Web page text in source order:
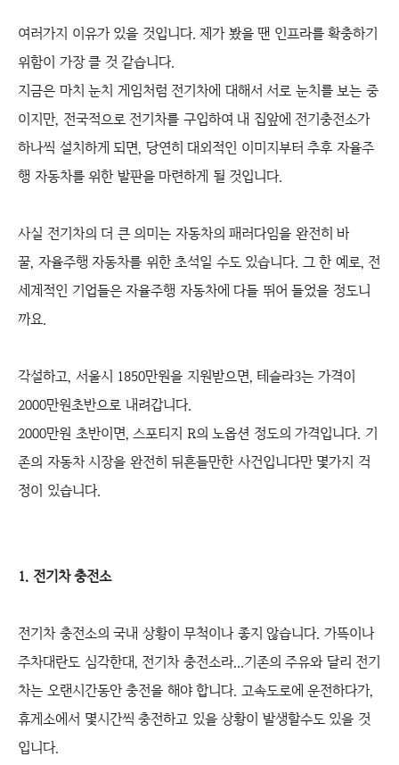
여러가지 이유가 있을 것입니다. 제가 봤을 땐 인프라를 확충하기
위함이 가장 클 것 같습니다.
지금은 마치 눈치 게임처럼 전기차에 대해서 서로 눈치를 보는 중
이지만, 전국적으로 전기차를 구입하여 내 집앞에 전기충전소가
하나씩 설치하게 되면, 당연히 대외적인 이미지부터 추후 자율주
행 자동차를 위한 발판을 마련하게 될 것입니다.
사실 전기차의 더 큰 의미는 자동차의 패러다임을 완전히 바
꿀, 자율주행 자동차를 위한 초석일 수도 있습니다. 그 한 예로, 전
세계적인 기업들은 자율주행 자동차에 다들 뛰어 들었을 정도니
까요.
각설하고, 서울시 1850만원을 지원받으면, 테슬라3는 가격이
2000만원초반으로 내려갑니다.
2000만원 초반이면, 스포티지 R의 노옵션 정도의 가격입니다. 기
존의 자동차 시장을 완전히 뒤흔들만한 사건입니다만 몇가지 걱
정이 있습니다.
1. 전기차 충전소
전기차 충전소의 국내 상황이 무척이나 좋지 않습니다. 가뜩이나
주차대란도 심각한대, 전기차 충전소라...기존의 주유와 달리 전기
차는 오랜시간동안 충전을 해야 합니다. 고속도로에 운전하다가,
휴게소에서 몇시간씩 충전하고 있을 상황이 발생할수도 있을 것
입니다.